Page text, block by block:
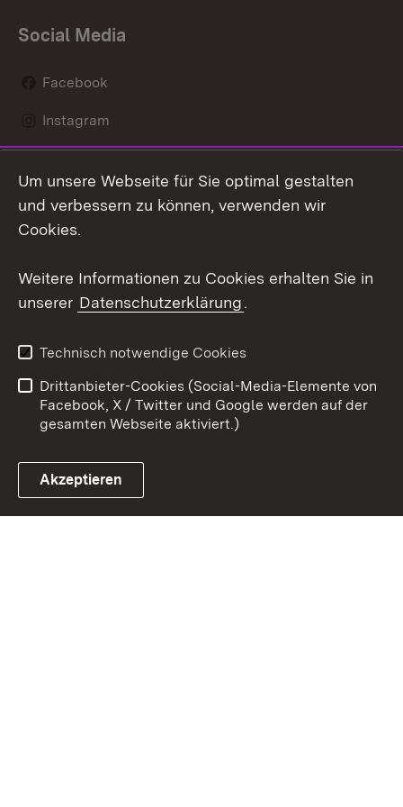
Social Media
Facebook
Instagram
Mastodon
Youtube
Link zum Landesportal
Kontakt
Datenschutz
Barrierefreiheit
Impressum Cookies
Um unsere Webseite für Sie optimal gestalten
und verbessern zu können, verwenden wir
Cookies.
Weitere Informationen zu Cookies erhalten Sie in
unserer Datenschutzerklärung.
Technisch notwendige Cookies
Drittanbieter-Cookies (Social-Media-Elemente von
Facebook, X / Twitter und Google werden auf der
gesamten Webseite aktiviert.)
Akzeptieren